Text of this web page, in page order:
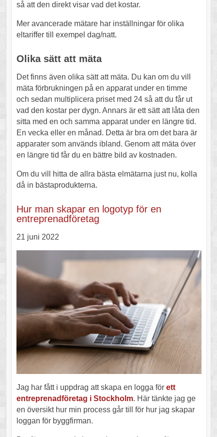
så att den direkt visar vad det kostar.
Mer avancerade mätare har inställningar för olika
eltariffer till exempel dag/natt.
Olika sätt att mäta
Det finns även olika sätt att mäta. Du kan om du vill
mäta förbrukningen på en apparat under en timme
och sedan multiplicera priset med 24 så att du får ut
vad den kostar per dygn. Annars är ett sätt att låta den
sitta med en och samma apparat under en längre tid.
En vecka eller en månad. Detta är bra om det bara är
apparater som används ibland. Genom att mäta över
en längre tid får du en bättre bild av kostnaden.
Om du vill hitta de allra bästa elmätarna just nu, kolla
då in bästaprodukterna.
Hur man skapar en logotyp för en
entreprenadföretag
21 juni 2022
Jag har fått i uppdrag att skapa en logga för ett
entreprenadföretag i Stockholm. Här tänkte jag ge
en översikt hur min process går till för hur jag skapar
loggan för byggfirman.